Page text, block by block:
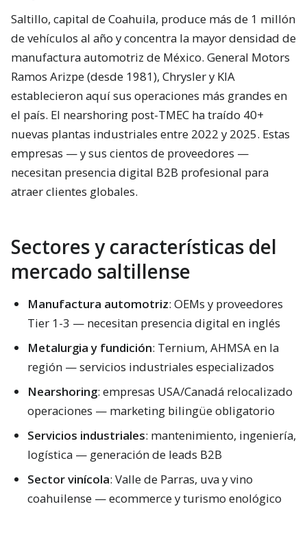
Saltillo, capital de Coahuila, produce más de 1 millón
de vehículos al año y concentra la mayor densidad de
manufactura automotriz de México. General Motors
Ramos Arizpe (desde 1981), Chrysler y KIA
establecieron aquí sus operaciones más grandes en
el país. El nearshoring post-TMEC ha traído 40+
nuevas plantas industriales entre 2022 y 2025. Estas
empresas — y sus cientos de proveedores —
necesitan presencia digital B2B profesional para
atraer clientes globales.
Sectores y características del
mercado saltillense
Manufactura automotriz: OEMs y proveedores
Tier 1-3 — necesitan presencia digital en inglés
Metalurgia y fundición: Ternium, AHMSA en la
región — servicios industriales especializados
Nearshoring: empresas USA/Canadá relocalizado
operaciones — marketing bilingüe obligatorio
Servicios industriales: mantenimiento, ingeniería,
logística — generación de leads B2B
Sector vinícola: Valle de Parras, uva y vino
coahuilense — ecommerce y turismo enológico